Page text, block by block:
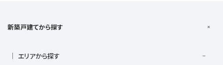
新築戸建てから探す
エリアから探す